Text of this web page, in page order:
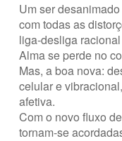
Um ser
com todas as
liga-desliga
Alma se perde no
Mas, a boa nova:
celular e
afetiva.
Com o novo fluxo
tornam-se